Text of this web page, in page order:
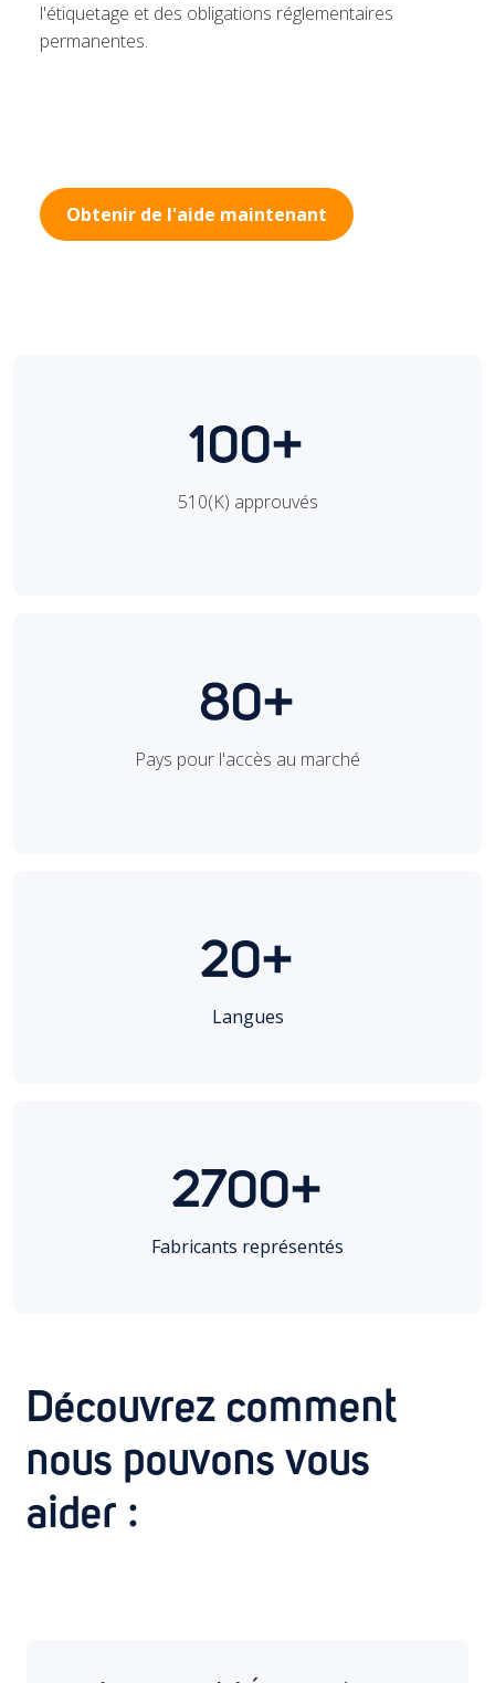
l'étiquetage et des obligations réglementaires
permanentes.
Obtenir de l'aide maintenant
100+
510(K) approuvés
80+
Pays pour l'accès au marché
20+
Langues
2700+
Fabricants représentés
Découvrez comment
nous pouvons vous
aider :